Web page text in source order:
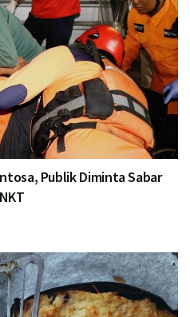
Publik Diminta Sabar